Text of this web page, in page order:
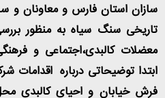
سازان استان فارس و معاونان و
تاریخی سنگ سیاه به منظور
معضلات کالبدی،اجتماعی و
ابتدا توضیحاتی درباره اقدامات
فرش خیابان و احیای کالبدی